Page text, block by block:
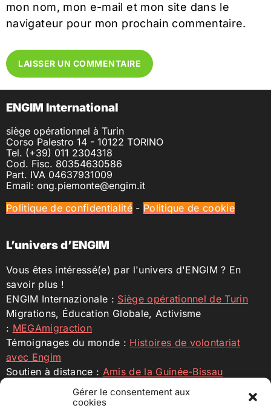
Gérer le consentement aux
cookies
mon nom, mon e-mail et mon site dans le
navigateur pour mon prochain commentaire.
ENGIM International
siège opérationnel à Turin
Corso Palestro 14 - 10122 TORINO
Tel. (+39) 011 2304318
Cod. Fisc. 80354630586
Part. IVA 04637931009
Email: ong.piemonte@engim.it
Politique de confidentialité- Politique de cookie
L’univers d’ENGIM
Vous êtes intéressé(e) par l'univers d'ENGIM ? En
savoir plus !
ENGIM Internazionale : Siège opérationnel de Turin
Migrations, Éducation Globale, Activisme
: MEGAmigraction
Témoignages du monde : Histoires de volontariat
avec Engim
Soutien à distance : Amis de la Guinée-Bissau
Engim Internazionale :
ENGIM ONG